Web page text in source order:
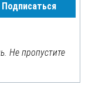
Не пропустите